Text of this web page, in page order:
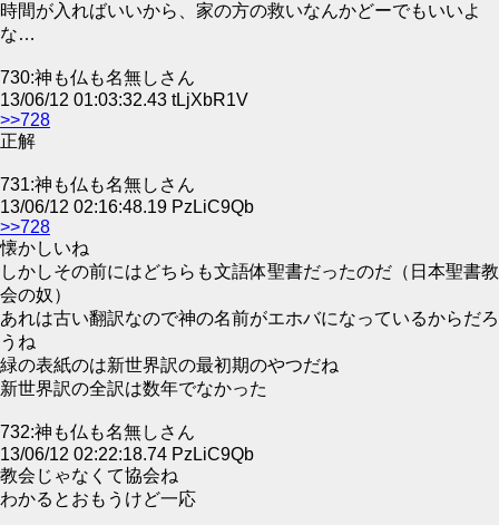
時間が入ればいいから、家の方の救いなんかどーでもいいよ
な…
730:神も仏も名無しさん
13/06/12 01:03:32.43 tLjXbR1V
>>728
正解
731:神も仏も名無しさん
13/06/12 02:16:48.19 PzLiC9Qb
>>728
懐かしいね
しかしその前にはどちらも文語体聖書だったのだ（日本聖書教
会の奴）
あれは古い翻訳なので神の名前がエホバになっているからだろ
うね
緑の表紙のは新世界訳の最初期のやつだね
新世界訳の全訳は数年でなかった
732:神も仏も名無しさん
13/06/12 02:22:18.74 PzLiC9Qb
教会じゃなくて協会ね
わかるとおもうけど一応